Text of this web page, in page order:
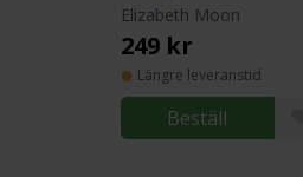
Elizabeth Moon
249 kr
Längre leveranstid
Beställ